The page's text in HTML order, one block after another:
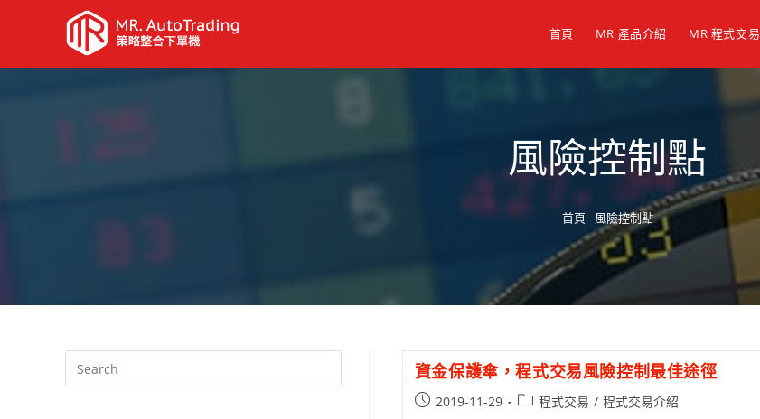
首頁 MR 產品介紹 MR 程式交易
風險控制點
首頁 - 風險控制點
資金保護傘，程式交易風險控制最佳途徑
2019-11-29 程式交易 / 程式交易介紹